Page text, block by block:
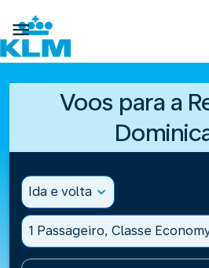

Voos para a
Ida e volta expand_more
1 Passageiro, Classe